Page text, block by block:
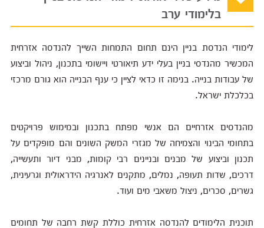
בלימודי ערב
לימודי הנדסת בניין הינם תחום התמחות השייך להנדסה אזרחית
המכשיר מהנדסי בניין בעלי ידע תיאורטי ויישומי בתכנון, ניהול וביצוע
של עבודות בנייה. בנימה זו כדאי לציין כי ענף הבנייה הוא גורם מרכזי
בכלכלת ישראל.
מהנדסים אזרחיים הם אנשי מפתח בתכנון ובמימוש פרויקטים
בתחומי הבינוי והצמיחה של מגזרי המשק השונים והם מופקדים על
תכנון וביצוע של מבנים ובניינים רבי קומות, מבני דיור ותעשייה,
דרכים, שדות תעופה, נמלים, מתקנים לאנרגיה הידראולית וגרעינית,
גשרים, סכרים, ניצול משאבי מים ועוד.
תוכנית הלימודים להנדסה אזרחית כוללת קשת רחבה של תחומים